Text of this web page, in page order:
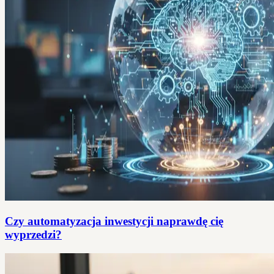
Czy automatyzacja inwestycji naprawdę cię
wyprzedzi?